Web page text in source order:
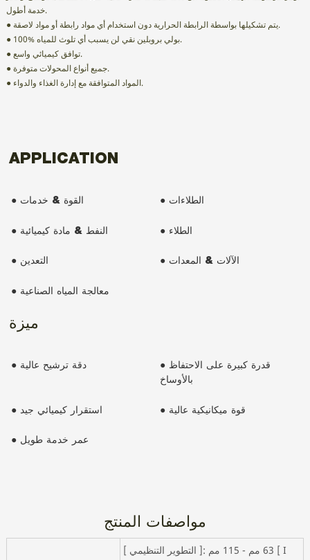
خدمة أطول.
● يتم تشكيلها بواسطة الرابطة الحرارية دون استخدام أي مواد رابطة أو مواد لاصقة.
● 100% بولي بروبلين نقي لن يسبب أي تلوث للمياه.
● توافق كيميائي واسع.
● جميع أنواع المحولات متوفرة.
● المواد المتوافقة مع إدارة الغذاء والدواء.
ميزة
● دقة ترشيح عالية
● قدرة كبيرة على الاحتفاظ
بالأوساخ
● استقرار كيميائي جيد ● قوة ميكانيكية عالية
● عمر خدمة طويل
APPLICATION
● القوة & خدمات ● الطلاءات
● النفط & مادة كيميائية ● الطلاء
● التعدين ● الآلات & المعدات
● معالجة المياه الصناعية
مواصفات المنتج
[ التطوير التنظيمي ]: 63 مم - 115 مم [ I